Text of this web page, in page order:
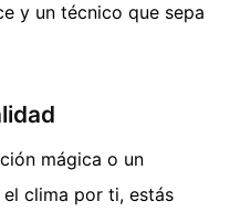
y un técnico que sepa
mágica o un
clima por ti, estás